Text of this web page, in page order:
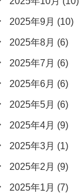
2025年9月 (10)
2025年8月 (6)
2025年7月 (6)
2025年6月 (6)
2025年5月 (6)
2025年4月 (9)
2025年3月 (1)
2025年2月 (9)
2025年1月 (7)